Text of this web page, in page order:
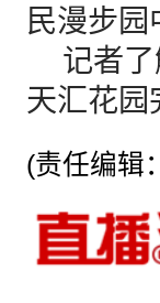
民漫步
记者了
天汇花园
(责任编辑